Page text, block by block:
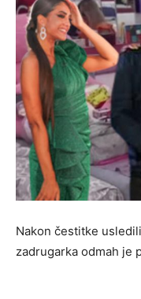
Nakon čestitke
zadrugarka odmah je